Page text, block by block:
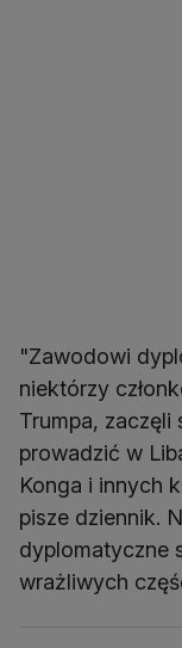
"Zawodowi
niektórzy
Trumpa, zaczęli
prowadzić w
Konga i innych
pisze dziennik.
dyplomatyczne
wrażliwych